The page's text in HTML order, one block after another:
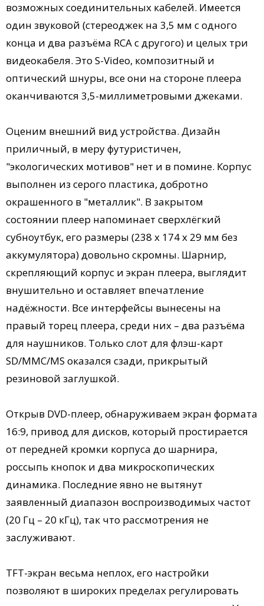
возможных соединительных кабелей. Имеется
один звуковой (стереоджек на 3,5 мм с одного
конца и два разъёма RCA с другого) и целых три
видеокабеля. Это S-Video, композитный и
оптический шнуры, все они на стороне плеера
оканчиваются 3,5-миллиметровыми джеками.
Оценим внешний вид устройства. Дизайн
приличный, в меру футуристичен,
"экологических мотивов" нет и в помине. Корпус
выполнен из серого пластика, добротно
окрашенного в "металлик". В закрытом
состоянии плеер напоминает сверхлёгкий
субноутбук, его размеры (238 х 174 х 29 мм без
аккумулятора) довольно скромны. Шарнир,
скрепляющий корпус и экран плеера, выглядит
внушительно и оставляет впечатление
надёжности. Все интерфейсы вынесены на
правый торец плеера, среди них – два разъёма
для наушников. Только слот для флэш-карт
SD/MMC/MS оказался сзади, прикрытый
резиновой заглушкой.
Открыв DVD-плеер, обнаруживаем экран формата
16:9, привод для дисков, который простирается
от передней кромки корпуса до шарнира,
россыпь кнопок и два микроскопических
динамика. Последние явно не вытянут
заявленный диапазон воспроизводимых частот
(20 Гц – 20 кГц), так что рассмотрения не
заслуживают.
TFT-экран весьма неплох, его настройки
позволяют в широких пределах регулировать